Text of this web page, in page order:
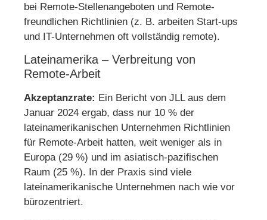
bei Remote-Stellenangeboten und Remote-
freundlichen Richtlinien (z. B. arbeiten Start-ups
und IT-Unternehmen oft vollständig remote).
Lateinamerika – Verbreitung von
Remote-Arbeit
Akzeptanzrate: Ein Bericht von JLL aus dem
Januar 2024 ergab, dass nur 10 % der
lateinamerikanischen Unternehmen Richtlinien
für Remote-Arbeit hatten, weit weniger als in
Europa (29 %) und im asiatisch-pazifischen
Raum (25 %). In der Praxis sind viele
lateinamerikanische Unternehmen nach wie vor
bürozentriert.